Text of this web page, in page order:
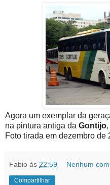
Agora um exemplar da
na pintura antiga da Gontijo
Foto tirada em dezembro de
Fabio às 22:59 Nenhum
Compartilhar